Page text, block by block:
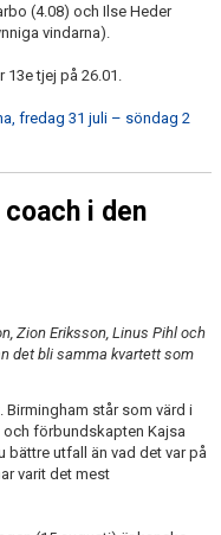
(4.08) och Ilse Heder
vindarna).
tjej på 26.01.
fredag 31 juli – söndag 2
i den
Zion Eriksson, Linus Pihl och
det bli samma kvartett som
står som värd i
förbundskapten Kajsa
utfall än vad det var på
varit det mest